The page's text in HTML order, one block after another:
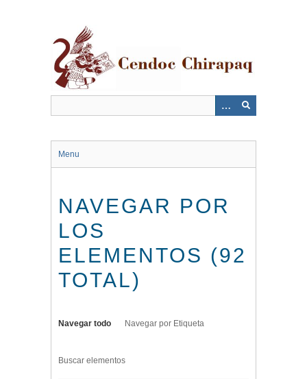
Menu
NAVEGAR POR
LOS
ELEMENTOS (92
TOTAL)
Navegar todo Navegar por Etiqueta
Buscar elementos